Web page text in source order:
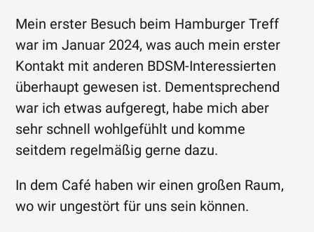
Mein erster Besuch beim Hamburger Treff
war im Januar 2024, was auch mein erster
Kontakt mit anderen BDSM-Interessierten
überhaupt gewesen ist. Dementsprechend
war ich etwas aufgeregt, habe mich aber
sehr schnell wohlgefühlt und komme
seitdem regelmäßig gerne dazu.
In dem Café haben wir einen großen Raum,
wo wir ungestört für uns sein können.